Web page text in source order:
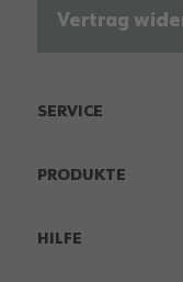
Vertrag
SERVICE
PRODUKTE
HILFE